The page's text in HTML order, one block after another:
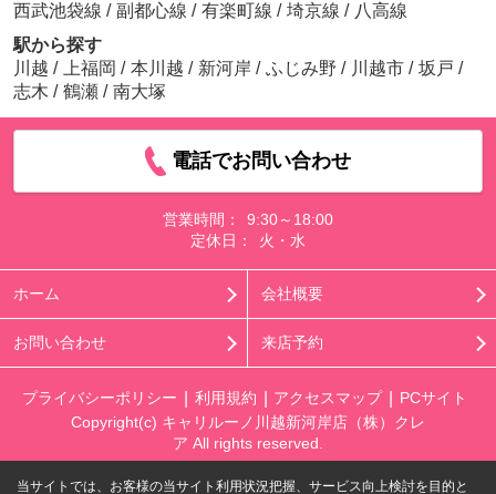
西武池袋線 / 副都心線 / 有楽町線 / 埼京線 / 八高線
駅から探す
川越 / 上福岡 / 本川越 / 新河岸 / ふじみ野 / 川越市 / 坂戸 /
志木 / 鶴瀬 / 南大塚
電話でお問い合わせ
営業時間：
9:30～18:00
定休日：
火・水
ホーム 会社概要
お問い合わせ 来店予約
プライバシーポリシー 利用規約 アクセスマップ
PCサイト
Copyright(c) キャリルーノ川越新河岸店（株）クレ
ア All rights reserved.
当サイトでは、お客様の当サイト利用状況把握、サービス向上検討を目的と